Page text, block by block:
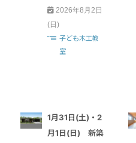
2026年8月2日
(日)
子ども木工教
室
1月31日(土)・2
月1日(日) 新築